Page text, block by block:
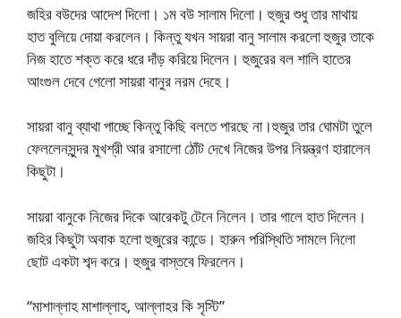
জহির বউদের আদেশ দিলো। ১ম বউ সালাম দিলো। হুজুর শুধু তার মাথায়
হাত বুলিয়ে দোয়া করলেন। কিন্তু যখন সায়রা বানু সালাম করলো হুজুর তাকে
নিজ হাতে শক্ত করে ধরে দাঁড় করিয়ে দিলেন। হুজুরের বল শালি হাতের
আংগুল দেবে গেলো সায়রা বানুর নরম দেহে।
সায়রা বানু ব্যাথা পাচ্ছে কিন্তু কিছি বলতে পারছে না।হুজুর তার ঘোমটা তুলে
ফেললেনসুন্দর মুখশ্রী আর রসালো ঠোঁট দেখে নিজের উপর নিয়ন্ত্রণ হারালেন
কিছুটা।
সায়রা বানুকে নিজের দিকে আরেকটু টেনে নিলেন। তার গালে হাত দিলেন।
জহির কিছুটা অবাক হলো হুজুরের কান্ডে। হারুন পরিস্থিতি সামলে নিলো
ছোট একটা শব্দ করে। হুজুর বাস্তবে ফিরলেন।
“মাশাল্লাহ মাশাল্লাহ, আল্লাহর কি সৃস্টি”